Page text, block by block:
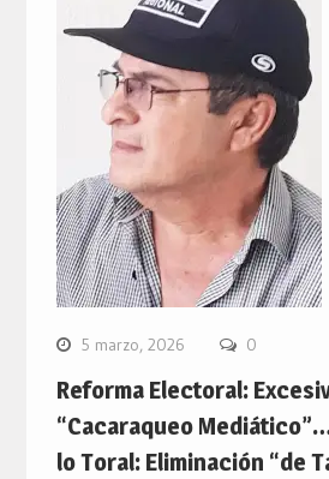
5 marzo, 2026 0
Reforma Electoral:
“Cacaraqueo
lo Toral: Eliminación “de